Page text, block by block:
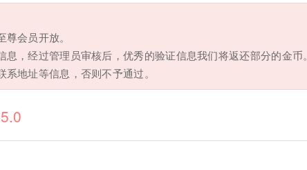
会员开放。
，经过管理员审核后，优秀的验证信息我们将返还部分的金币。
地址等信息，否则不予通过。